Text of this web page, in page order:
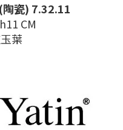
陶瓷) 7.32.11
CM
葉